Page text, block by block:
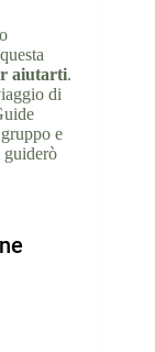
aiutarti.
di
e